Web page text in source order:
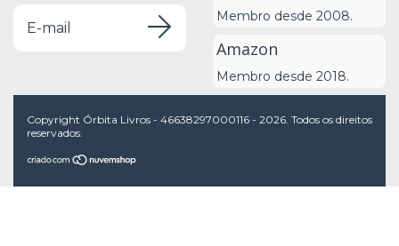
Membro desde 2008.
Amazon
Membro desde 2018.
Copyright Órbita Livros - 46638297000116 - 2026. Todos os direitos
reservados.